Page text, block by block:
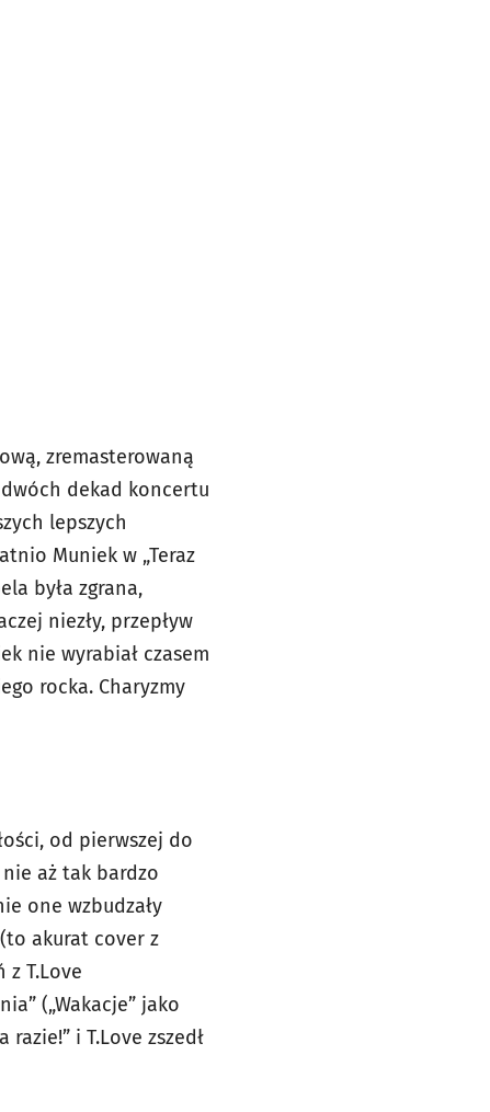
zremasterowaną
dekad koncertu
lepszych
Muniek w „Teraz
była zgrana,
niezły, przepływ
nie wyrabiał czasem
rocka. Charyzmy
od pierwszej do
aż tak bardzo
one wzbudzały
akurat cover z
T.Love
(„Wakacje” jako
i T.Love zszedł